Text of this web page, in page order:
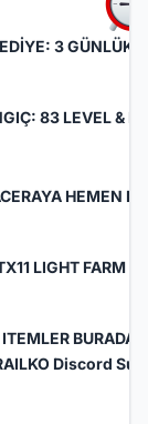
3 GÜNLÜK
83 LEVEL &
HEMEN
LIGHT FARM
BURADA
Discord